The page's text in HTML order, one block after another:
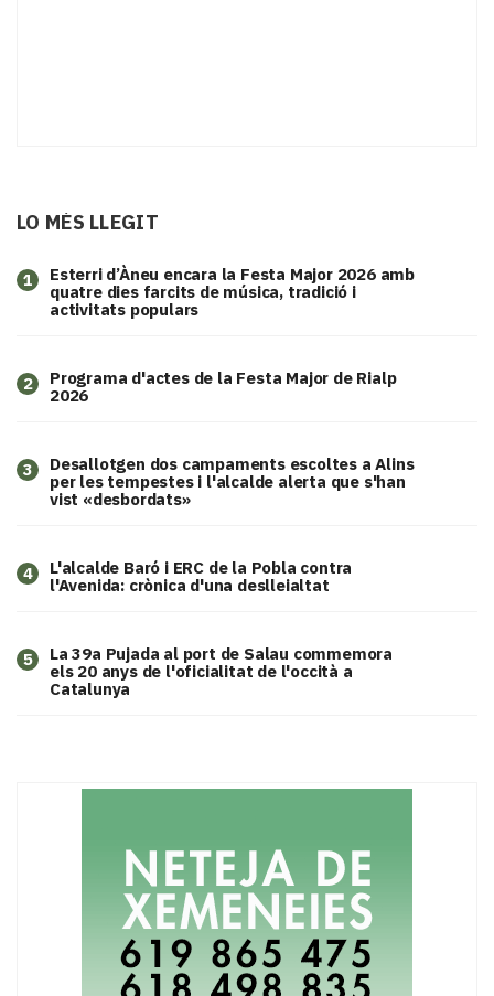
LO MÉS LLEGIT
1
Esterri d’Àneu encara la Festa Major 2026 amb
quatre dies farcits de música, tradició i
activitats populars
2
Programa d'actes de la Festa Major de Rialp
2026
3
​Desallotgen dos campaments escoltes a Alins
per les tempestes i l'alcalde alerta que s'han
vist «desbordats»
4
L'alcalde Baró i ERC de la Pobla contra
l'Avenida: crònica d'una deslleialtat
5
​La 39a Pujada al port de Salau commemora
els 20 anys de l'oficialitat de l'occità a
Catalunya